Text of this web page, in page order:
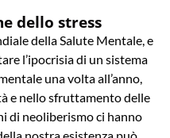
dello stress
della Salute Mentale, e
l’ipocrisia di un sistema
una volta all’anno,
e nello sfruttamento delle
di neoliberismo ci hanno